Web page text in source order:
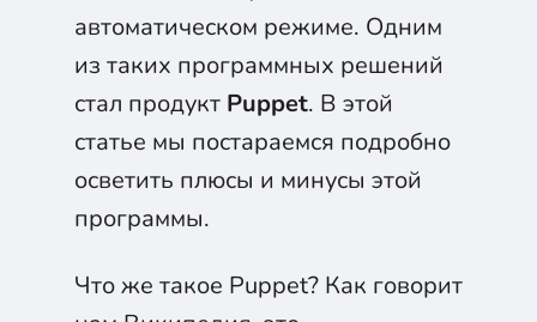
автоматическом режиме. Одним
из таких программных решений
стал продукт Puppet. В этой
статье мы постараемся подробно
осветить плюсы и минусы этой
программы.
Что же такое Puppet? Как говорит